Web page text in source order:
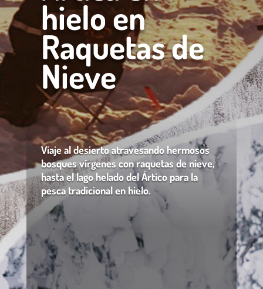
hielo en
Raquetas de
Nieve
Viaje al desierto atravesando hermosos
bosques vírgenes con raquetas de nieve,
hasta el lago helado del Ártico para la
pesca tradicional en hielo.